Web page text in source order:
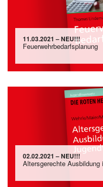
11.03.2021 – NEU!!!
Feuerwehrbedarfsplanung
02.02.2021 – NEU!!!
Altersgerechte Ausbildung